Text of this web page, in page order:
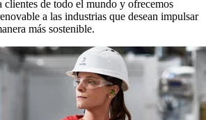
clientes de todo el mundo y ofrecemos
a las industrias que desean impulsar
más sostenible.